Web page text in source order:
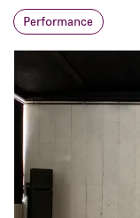
Performance